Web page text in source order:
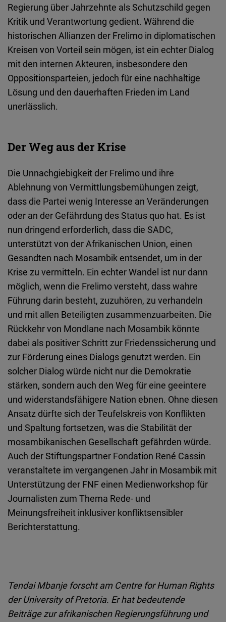
Regierung über Jahrzehnte als Schutzschild gegen
Kritik und Verantwortung gedient. Während die
historischen Allianzen der Frelimo in diplomatischen
Kreisen von Vorteil sein mögen, ist ein echter Dialog
mit den internen Akteuren, insbesondere den
Oppositionsparteien, jedoch für eine nachhaltige
Lösung und den dauerhaften Frieden im Land
unerlässlich.
Der Weg aus der Krise
Die Unnachgiebigkeit der Frelimo und ihre
Ablehnung von Vermittlungsbemühungen zeigt,
dass die Partei wenig Interesse an Veränderungen
oder an der Gefährdung des Status quo hat. Es ist
nun dringend erforderlich, dass die SADC,
unterstützt von der Afrikanischen Union, einen
Gesandten nach Mosambik entsendet, um in der
Krise zu vermitteln. Ein echter Wandel ist nur dann
möglich, wenn die Frelimo versteht, dass wahre
Führung darin besteht, zuzuhören, zu verhandeln
und mit allen Beteiligten zusammenzuarbeiten. Die
Rückkehr von Mondlane nach Mosambik könnte
dabei als positiver Schritt zur Friedenssicherung und
zur Förderung eines Dialogs genutzt werden. Ein
solcher Dialog würde nicht nur die Demokratie
stärken, sondern auch den Weg für eine geeintere
und widerstandsfähigere Nation ebnen. Ohne diesen
Ansatz dürfte sich der Teufelskreis von Konflikten
und Spaltung fortsetzen, was die Stabilität der
mosambikanischen Gesellschaft gefährden würde.
Auch der Stiftungspartner Fondation René Cassin
veranstaltete im vergangenen Jahr in Mosambik mit
Unterstützung der FNF einen Medienworkshop für
Journalisten zum Thema Rede- und
Meinungsfreiheit inklusiver konfliktsensibler
Berichterstattung.
Tendai Mbanje forscht am Centre for Human Rights
der University of Pretoria. Er hat bedeutende
Beiträge zur afrikanischen Regierungsführung und